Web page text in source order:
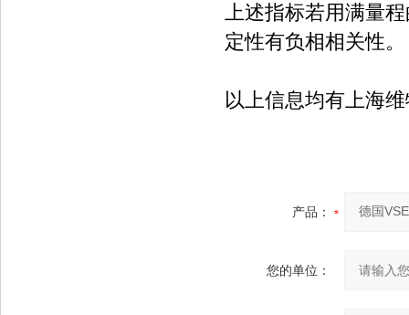
上述指标若用满量
定性有负相相关性。
以上信息均有上海
产品：
您的单位：